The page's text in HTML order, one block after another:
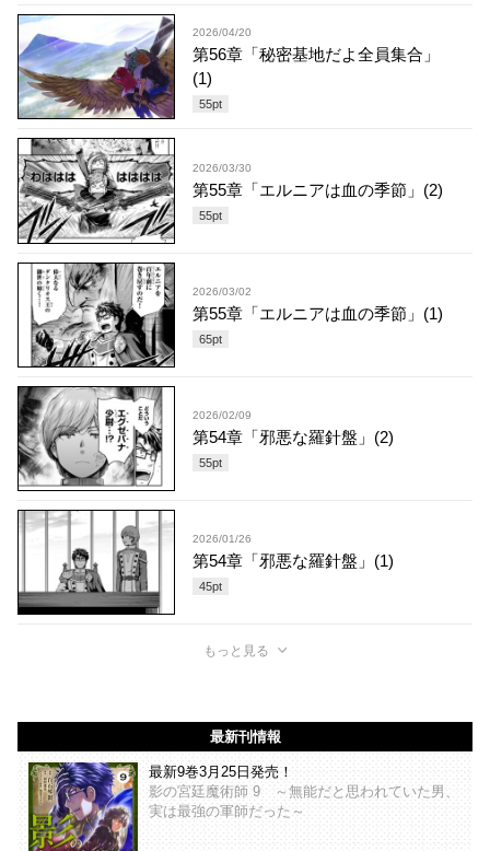
2026/04/20
第56章「秘密基地だよ全員集合」
(1)
55pt
2026/03/30
第55章「エルニアは血の季節」(2)
55pt
2026/03/02
第55章「エルニアは血の季節」(1)
65pt
2026/02/09
第54章「邪悪な羅針盤」(2)
55pt
2026/01/26
第54章「邪悪な羅針盤」(1)
45pt
もっと見る
最新刊情報
最新9巻3月25日発売！
影の宮廷魔術師 9 ～無能だと思われていた男、
実は最強の軍師だった～